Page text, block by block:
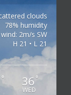
clouds
78% humidity
wind: 2m/s SW
H 21 • L 21
° 36 °
WED